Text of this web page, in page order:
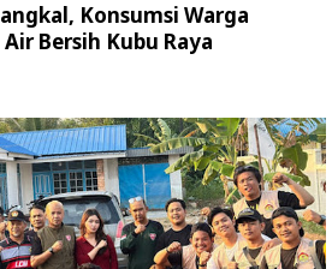
Konsumsi Warga
Bersih Kubu Raya